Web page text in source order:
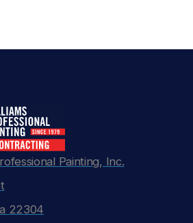
Painting, Inc.
22304